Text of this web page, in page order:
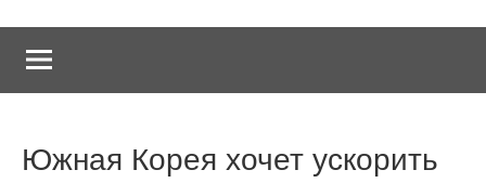
Южная Корея хочет ускорить